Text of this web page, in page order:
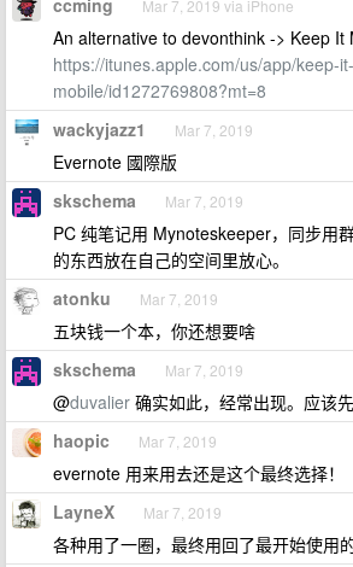
ccming Mar 7, 2019 via iPhone
An alternative to devonthink -> Keep It
https://itunes.apple.com/us/app/keep-it-
mobile/id1272769808?mt=8
wackyjazz1 Mar 7, 2019
Evernote 國際版
skschema Mar 7, 2019
PC 纯笔记用 Mynoteskeeper，同步用
的东西放在自己的空间里放心。
atonku Mar 7, 2019
五块钱一个本，你还想要啥
skschema Mar 7, 2019
@duvalier 确实如此，经常出现。应该
haopic Mar 7, 2019
evernote 用来用去还是这个最终选择！
LayneX Mar 7, 2019
各种用了一圈，最终用回了最开始使用